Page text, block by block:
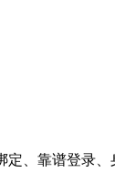
、靠谱登录